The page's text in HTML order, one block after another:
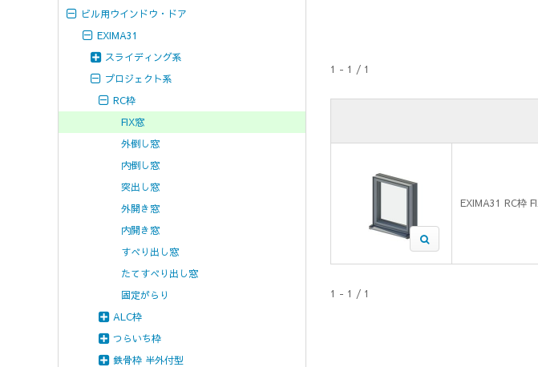
ビル用ウインドウ・ドア
EXIMA31
スライディング系
プロジェクト系
RC枠
FIX窓
外倒し窓
内倒し窓
突出し窓
外開き窓
内開き窓
すべり出し窓
たてすべり出し窓
固定がらり
ALC枠
つらいち枠
鉄骨枠 半外付型
1 - 1 / 1
EXIMA31 RC枠
1 - 1 / 1